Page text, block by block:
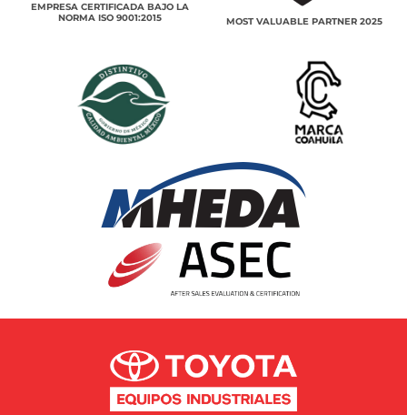
EMPRESA CERTIFICADA BAJO LA
NORMA ISO 9001:2015
MOST VALUABLE PARTNER 2025